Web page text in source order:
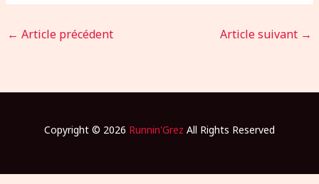
← Article précédent Article suivant →
Copyright © 2026 Runnin'Grez All Rights Reserved